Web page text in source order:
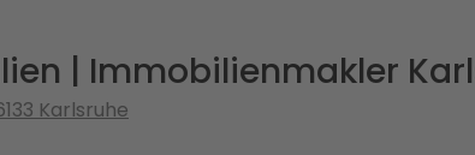
| Immobilienmakler
Karlsruhe